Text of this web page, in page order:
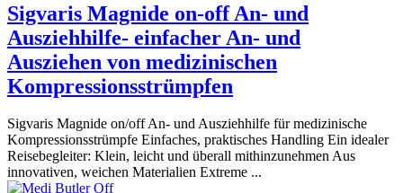
Sigvaris Magnide on-off An- und
Ausziehhilfe- einfacher An- und
Ausziehen von medizinischen
Kompressionsstrümpfen
Sigvaris Magnide on/off An- und Ausziehhilfe für medizinische
Kompressionsstrümpfe Einfaches, praktisches Handling Ein idealer
Reisebegleiter: Klein, leicht und überall mithinzunehmen Aus
innovativen, weichen Materialien Extreme ...